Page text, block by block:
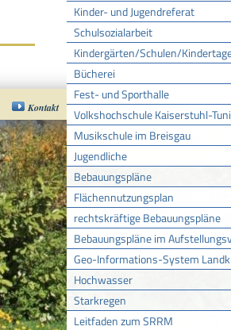
Kinder- und Jugendreferat
Schulsozialarbeit
Kindergärten/Schulen/
Bücherei
Fest- und Sporthalle
Volkshochschule Kaiserstuhl-
Musikschule im Breisgau
Jugendliche
Bebauungspläne
Flächennutzungsplan
rechtskräftige Bebauungspläne
Bebauungspläne im
Geo-Informations-System
Hochwasser
Starkregen
Leitfaden zum SRRM
Kontakt Impressum Datenschutz